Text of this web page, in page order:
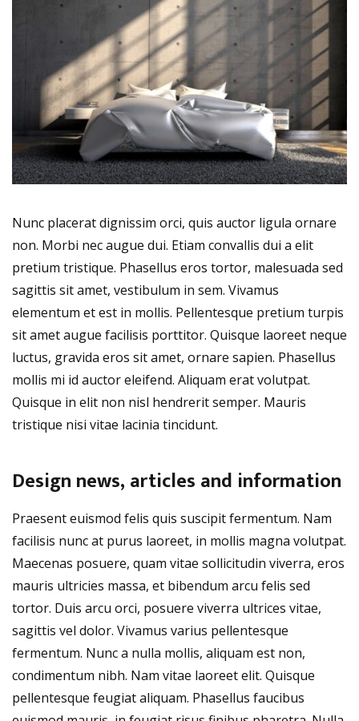
Nunc placerat dignissim orci, quis auctor ligula ornare
non. Morbi nec augue dui. Etiam convallis dui a elit
pretium tristique. Phasellus eros tortor, malesuada sed
sagittis sit amet, vestibulum in sem. Vivamus
elementum et est in mollis. Pellentesque pretium turpis
sit amet augue facilisis porttitor. Quisque laoreet neque
luctus, gravida eros sit amet, ornare sapien. Phasellus
mollis mi id auctor eleifend. Aliquam erat volutpat.
Quisque in elit non nisl hendrerit semper. Mauris
tristique nisi vitae lacinia tincidunt.
Design news, articles and information
Praesent euismod felis quis suscipit fermentum. Nam
facilisis nunc at purus laoreet, in mollis magna volutpat.
Maecenas posuere, quam vitae sollicitudin viverra, eros
mauris ultricies massa, et bibendum arcu felis sed
tortor. Duis arcu orci, posuere viverra ultrices vitae,
sagittis vel dolor. Vivamus varius pellentesque
fermentum. Nunc a nulla mollis, aliquam est non,
condimentum nibh. Nam vitae laoreet elit. Quisque
pellentesque feugiat aliquam. Phasellus faucibus